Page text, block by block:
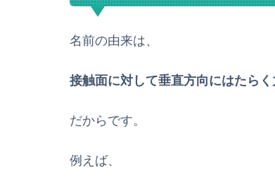
名前の由来は、
接触面に対して垂直方向にはたらく
だからです。
例えば、